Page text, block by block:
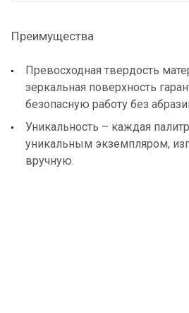
Преимущества
Превосходная твердость
зеркальная поверхность
безопасную работу без
Уникальность – каждая
уникальным экземпляром,
вручную.